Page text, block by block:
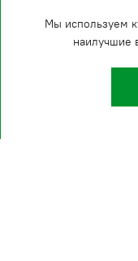
Мы используем
наилучшие